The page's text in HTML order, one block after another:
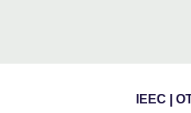
IEEC |